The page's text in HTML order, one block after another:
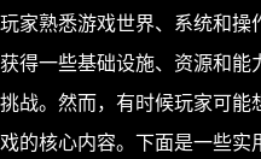
玩家熟悉游戏世界、系统和操
获得一些基础设施、资源和能
挑战。然而，有时候玩家可能
戏的核心内容。下面是一些实